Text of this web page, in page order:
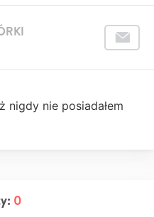
nigdy nie posiadałem
0